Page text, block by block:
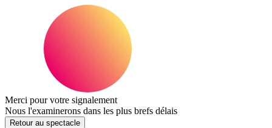
Merci pour votre signalement
Nous l'examinerons dans les plus brefs délais
Retour au spectacle